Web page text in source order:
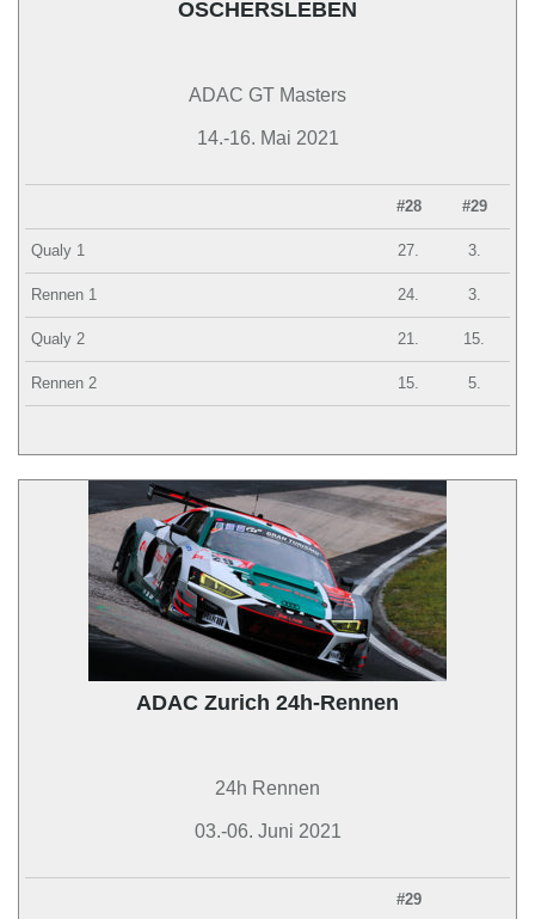
OSCHERSLEBEN
ADAC GT Masters
14.-16. Mai 2021
#28 #29
Qualy 1 27. 3.
Rennen 1 24. 3.
Qualy 2 21. 15.
Rennen 2 15. 5.
ADAC Zurich 24h-Rennen
24h Rennen
03.-06. Juni 2021
#29